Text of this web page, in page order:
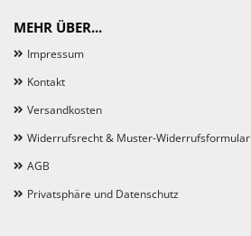
MEHR ÜBER...
Impressum
Kontakt
Versandkosten
Widerrufsrecht & Muster-Widerrufsformular
AGB
Privatsphäre und Datenschutz